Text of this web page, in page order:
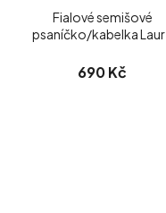
Fialové semišové
psaníčko/kabelka Laura
690 Kč